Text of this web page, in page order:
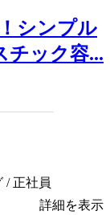
シンプル
ック容...
/ 正社員
詳細を表示